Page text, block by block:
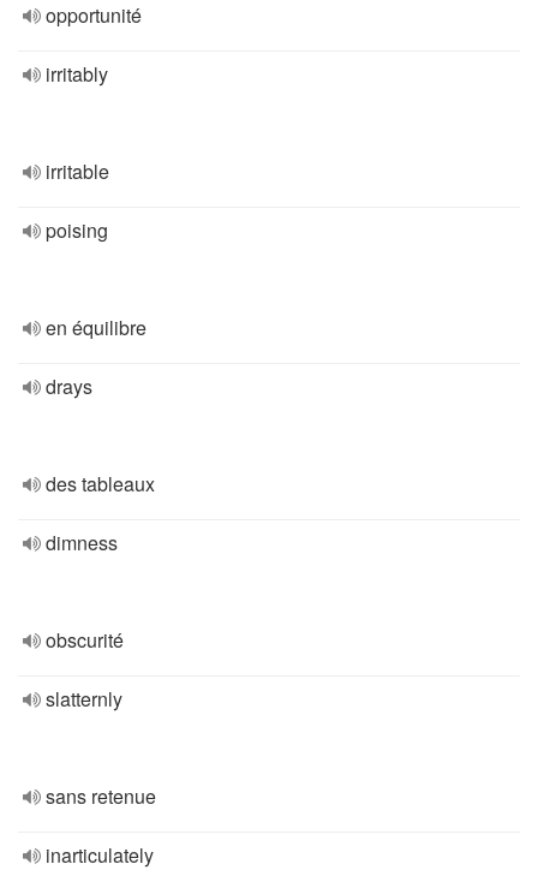
opportunité
irritably
irritable
poising
en équilibre
drays
des tableaux
dimness
obscurité
slatternly
sans retenue
inarticulately